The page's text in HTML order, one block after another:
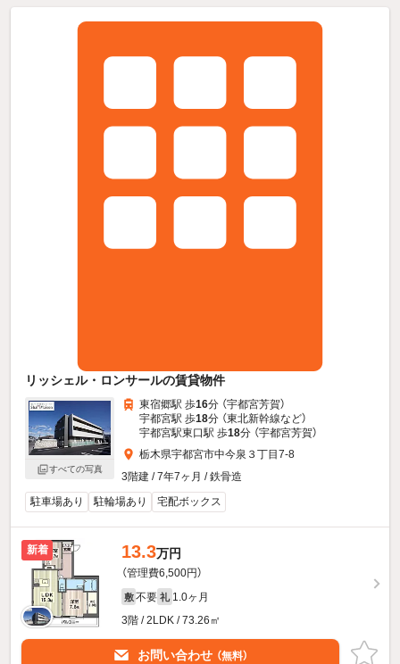
リッシェル・ロンサールの賃貸物件
すべての写真
東宿郷駅 歩16分 （宇都宮芳賀）
宇都宮駅 歩18分 （東北新幹線など）
宇都宮駅東口駅 歩18分 （宇都宮芳賀）
栃木県宇都宮市中今泉３丁目7-8
3階建 / 7年7ヶ月 / 鉄骨造
駐車場あり
駐輪場あり 宅配ボックス
新着 13.3万円
（管理費6,500円）
敷 不要 礼 1.0ヶ月
3階 / 2LDK / 73.26㎡
お問い合わせ （無料）